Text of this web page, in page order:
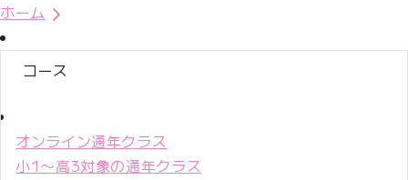
ホーム
コース
オンライン通年クラス
小1〜高3対象の通年クラス